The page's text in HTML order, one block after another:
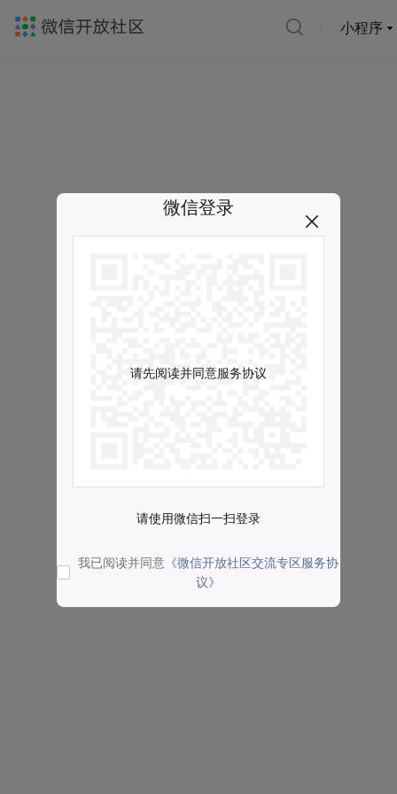
小程序
微信登录
请先阅读并同意服务协议
请使用微信扫一扫登录
我已阅读并同意 《微信开放社区交流专区服务协
议》